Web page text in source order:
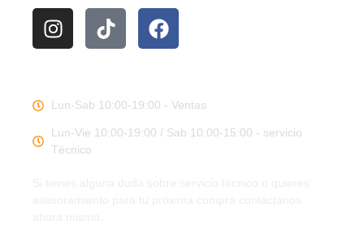
Lun-Sab 10:00-19:00 - Ventas
Lun-Vie 10:00-19:00 / Sab 10:00-15:00 - servicio
Técnico